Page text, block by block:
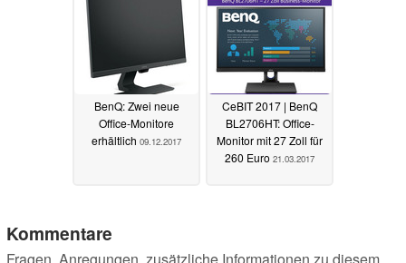
BenQ: Zwei neue
Office-Monitore
erhältlich 09.12.2017
CeBIT 2017 | BenQ
BL2706HT: Office-
Monitor mit 27 Zoll für
260 Euro 21.03.2017
Kommentare